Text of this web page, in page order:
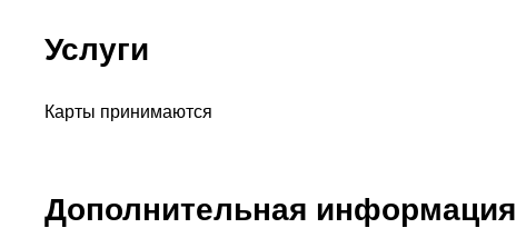
Услуги
Карты принимаются
Дополнительная информация